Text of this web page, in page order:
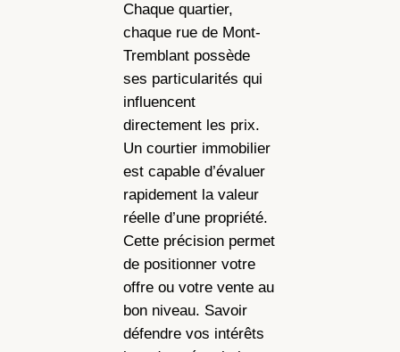
Chaque quartier,
chaque rue de Mont-
Tremblant possède
ses particularités qui
influencent
directement les prix.
Un courtier immobilier
est capable d’évaluer
rapidement la valeur
réelle d’une propriété.
Cette précision permet
de positionner votre
offre ou votre vente au
bon niveau. Savoir
défendre vos intérêts